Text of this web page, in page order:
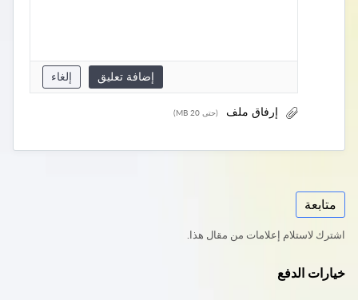
إضافة تعليق
(حتى 20 MB)
متابعة
اشترك لاستلام إعلامات من مقال هذا.
خيارات الدفع